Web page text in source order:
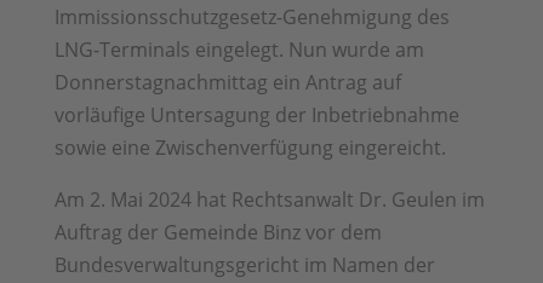
Immissionsschutzgesetz-Genehmigung des
LNG-Terminals eingelegt. Nun wurde am
Donnerstagnachmittag ein Antrag auf
vorläufige Untersagung der Inbetriebnahme
sowie eine Zwischenverfügung eingereicht.
Am 2. Mai 2024 hat Rechtsanwalt Dr. Geulen im
Auftrag der Gemeinde Binz vor dem
Bundesverwaltungsgericht im Namen der